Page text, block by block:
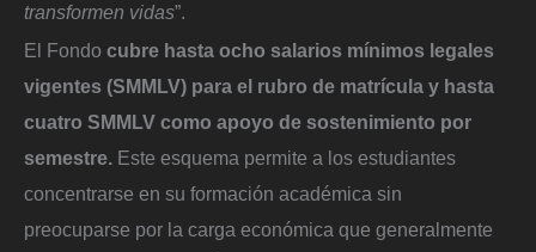
transformen vidas”.
El Fondo cubre hasta ocho salarios mínimos legales
vigentes (SMMLV) para el rubro de matrícula y hasta
cuatro SMMLV como apoyo de sostenimiento por
semestre. Este esquema permite a los estudiantes
concentrarse en su formación académica sin
preocuparse por la carga económica que generalmente